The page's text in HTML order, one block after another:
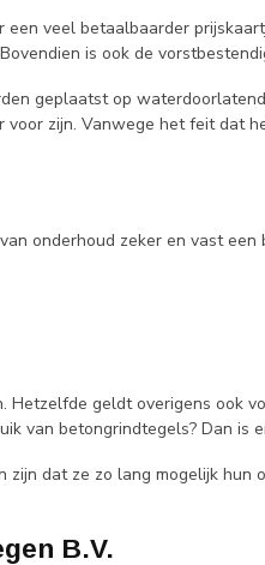
veel betaalbaarder
is ook de
geplaatst op
zijn. Vanwege het feit dat
onderhoud zeker en vast
geldt overigens ook
van betongrindtegels? Dan is
dat ze zo lang mogelijk
B.V.